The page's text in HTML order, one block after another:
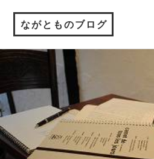
ながとものブログ